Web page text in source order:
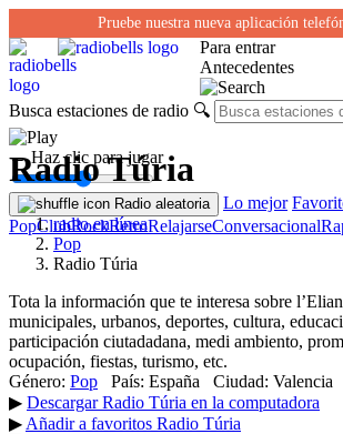
Pruebe nuestra nueva aplicación
Para entrar
Antecedentes
Busca estaciones de radio 🔍
← Haz clic para jugar
Radio aleatoria Lo mejor
PopClubRockRetroRelajarseConversacional
Radio Túria
radio en línea
Pop
Radio Túria
Tota la información que te interesa sobre
municipales, urbanos, deportes, cultura,
participación ciutadadana, medi ambiento,
ocupación, fiestas, turismo, etc.
Género: Pop País: España Ciudad: Valencia
▶ Descargar Radio Túria en la computadora
▶ Añadir a favoritos Radio Túria